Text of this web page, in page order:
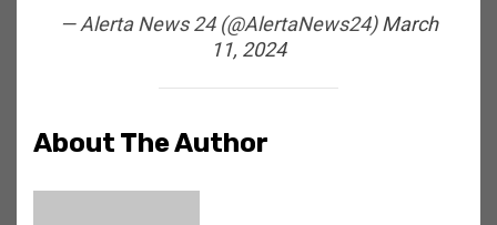
— Alerta News 24 (@AlertaNews24)March
11, 2024
About The Author